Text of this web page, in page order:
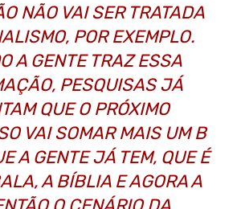
NÃO VAI SER TRATADA
POR EXEMPLO.
A GENTE TRAZ ESSA
PESQUISAS JÁ
QUE O PRÓXIMO
VAI SOMAR MAIS UM B
A GENTE JÁ TEM, QUE É
A BÍBLIA E AGORA A